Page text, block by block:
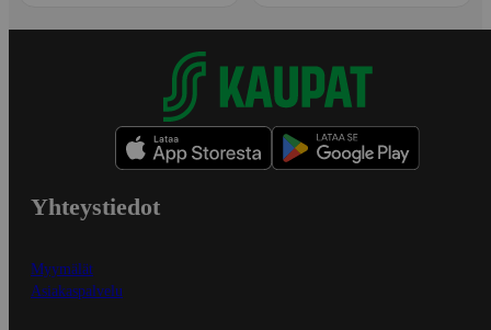
Yhteystiedot
Myymälät
Asiakaspalvelu